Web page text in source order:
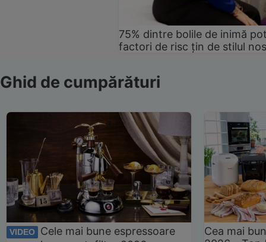
75% dintre bolile de inimă
factori de risc țin de stilul
Ghid de cumpărături
VIDEO
Cele mai bune espressoare
Cea mai